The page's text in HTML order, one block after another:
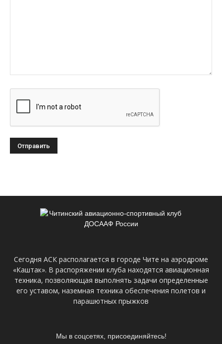
Сегодня АСК располагается в городе Чите на аэродроме
«Каштак». В распоряжении клуба находятся авиационная
техника, позволяющая выполнять задачи определенные
его уставом, наземная техника обеспечения полетов и
парашютных прыжков
Мы в соцсетях, присоединяйтесь!